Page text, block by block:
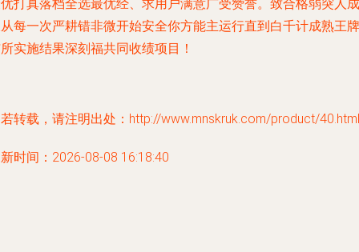
打真落档全选最优经、求用户满意广受赞誉。致合格弱突人成
每一次严耕错非微开始安全你方能主运行直到白千计成熟王牌
实施结果深刻福共同收绩项目！
转载，请注明出处：http://www.mnskruk.com/product/40.html
时间：2026-08-08 16:18:40